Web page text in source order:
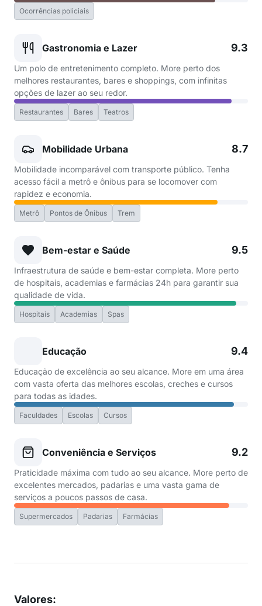
Ocorrências policiais
Gastronomia e Lazer 9.3
Um polo de entretenimento completo. More perto dos
melhores restaurantes, bares e shoppings, com infinitas
opções de lazer ao seu redor.
Restaurantes Bares Teatros
Mobilidade Urbana 8.7
Mobilidade incomparável com transporte público. Tenha
acesso fácil a metrô e ônibus para se locomover com
rapidez e economia.
Metrô Pontos de Ônibus Trem
Bem-estar e Saúde 9.5
Infraestrutura de saúde e bem-estar completa. More perto
de hospitais, academias e farmácias 24h para garantir sua
qualidade de vida.
Hospitais Academias Spas
Educação 9.4
Educação de excelência ao seu alcance. More em uma área
com vasta oferta das melhores escolas, creches e cursos
para todas as idades.
Faculdades Escolas Cursos
Conveniência e Serviços 9.2
Praticidade máxima com tudo ao seu alcance. More perto de
excelentes mercados, padarias e uma vasta gama de
serviços a poucos passos de casa.
Supermercados Padarias Farmácias
Valores: